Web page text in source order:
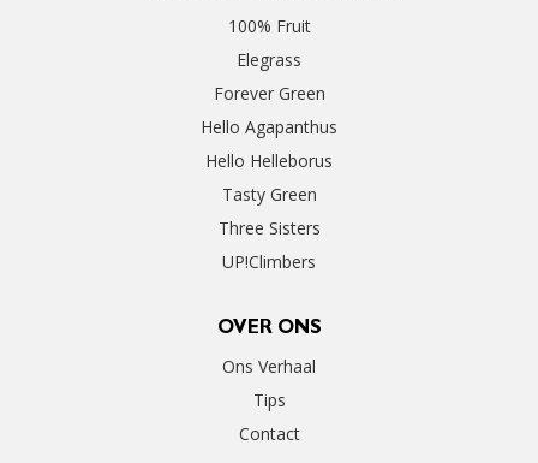
100% Fruit
Elegrass
Forever Green
Hello Agapanthus
Hello Helleborus
Tasty Green
Three Sisters
UP!Climbers
OVER ONS
Ons Verhaal
Tips
Contact